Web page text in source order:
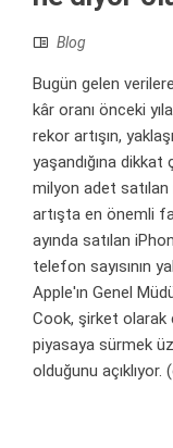
Blog
Bugün gelen
kâr oranı önceki
rekor artışın,
yaşandığına dikkat
milyon adet satılan
artışta en önemli
ayında satılan
telefon sayısının
Apple'ın Genel
Cook, şirket olarak
piyasaya sürmek
olduğunu açıklıyor.